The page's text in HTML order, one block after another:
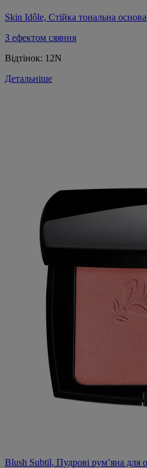
Skin Idôle, Стійка тональна
З ефектом сяяння
Відтінок: 12N
Детальніше
Blush Subtil, Пудрові рум’яна для